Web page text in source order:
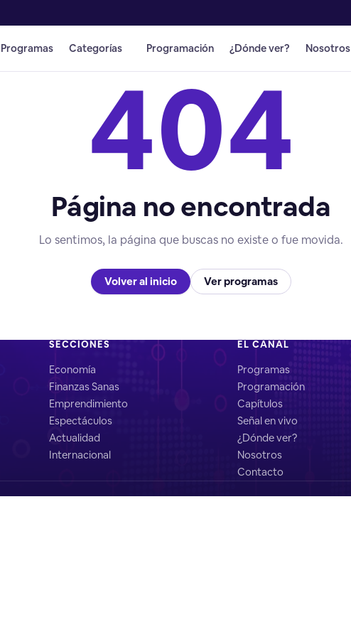
Programas Categorías Programación ¿Dónde ver? Nosotros
404
Página no encontrada
Lo sentimos, la página que buscas no existe o fue movida.
Volver al inicio Ver programas
SECCIONES
Economía
Finanzas Sanas
Emprendimiento
Espectáculos
Actualidad
Internacional
EL CANAL
Programas
Programación
Capítulos
Señal en vivo
¿Dónde ver?
Nosotros
Contacto